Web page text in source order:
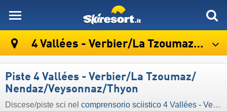
4 Vallées - Verbier/​La Tzoumaz/​Nendaz/​Veysonnaz/​Thyon
Piste 4 Vallées - Verbier/​La Tzoumaz/​
Nendaz/​Veysonnaz/​Thyon
Discese/​piste sci nel comprensorio sciistico 4 Vallées - Verbier/​La Tzoumaz/​Nendaz/​Veysonnaz/​Thyon